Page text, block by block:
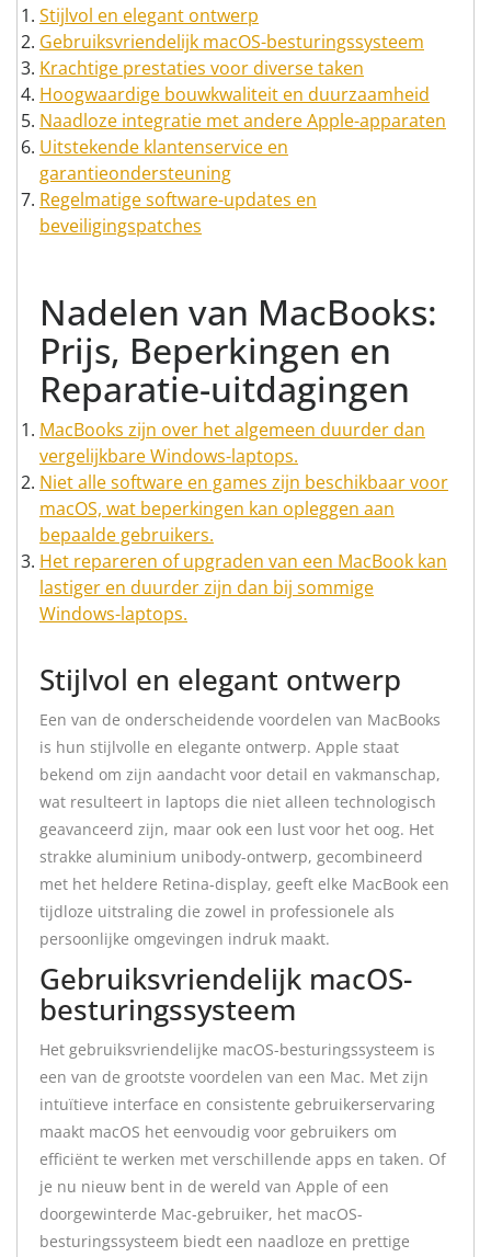
Stijlvol en elegant ontwerp
Gebruiksvriendelijk macOS-besturingssysteem
Krachtige prestaties voor diverse taken
Hoogwaardige bouwkwaliteit en duurzaamheid
Naadloze integratie met andere Apple-apparaten
Uitstekende klantenservice en
garantieondersteuning
Regelmatige software-updates en
beveiligingspatches
Nadelen van MacBooks:
Prijs, Beperkingen en
Reparatie-uitdagingen
MacBooks zijn over het algemeen duurder dan
vergelijkbare Windows-laptops.
Niet alle software en games zijn beschikbaar voor
macOS, wat beperkingen kan opleggen aan
bepaalde gebruikers.
Het repareren of upgraden van een MacBook kan
lastiger en duurder zijn dan bij sommige
Windows-laptops.
Stijlvol en elegant ontwerp
Een van de onderscheidende voordelen van MacBooks
is hun stijlvolle en elegante ontwerp. Apple staat
bekend om zijn aandacht voor detail en vakmanschap,
wat resulteert in laptops die niet alleen technologisch
geavanceerd zijn, maar ook een lust voor het oog. Het
strakke aluminium unibody-ontwerp, gecombineerd
met het heldere Retina-display, geeft elke MacBook een
tijdloze uitstraling die zowel in professionele als
persoonlijke omgevingen indruk maakt.
Gebruiksvriendelijk macOS-
besturingssysteem
Het gebruiksvriendelijke macOS-besturingssysteem is
een van de grootste voordelen van een Mac. Met zijn
intuïtieve interface en consistente gebruikerservaring
maakt macOS het eenvoudig voor gebruikers om
efficiënt te werken met verschillende apps en taken. Of
je nu nieuw bent in de wereld van Apple of een
doorgewinterde Mac-gebruiker, het macOS-
besturingssysteem biedt een naadloze en prettige